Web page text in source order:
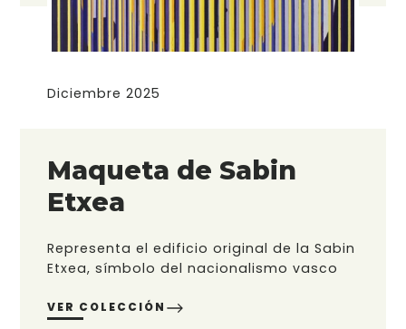
Diciembre 2025
Maqueta de Sabin
Etxea
Representa el edificio original de la Sabin
Etxea, símbolo del nacionalismo vasco
VER COLECCIÓN